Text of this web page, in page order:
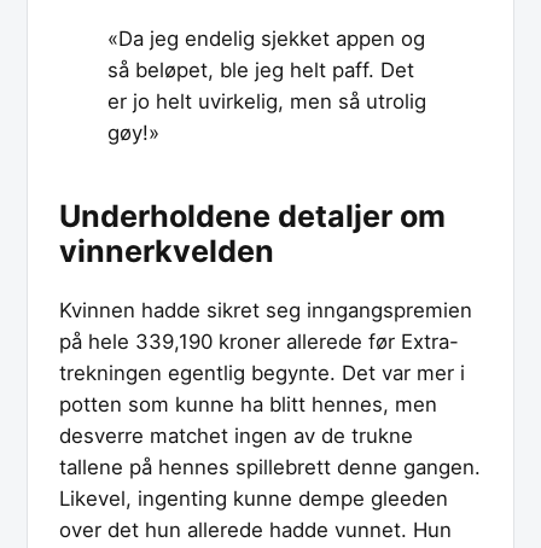
«Da jeg endelig sjekket appen og
så beløpet, ble jeg helt paff. Det
er jo helt uvirkelig, men så utrolig
gøy!»
Underholdene detaljer om
vinnerkvelden
Kvinnen hadde sikret seg inngangspremien
på hele 339,190 kroner allerede før Extra-
trekningen egentlig begynte. Det var mer i
potten som kunne ha blitt hennes, men
desverre matchet ingen av de trukne
tallene på hennes spillebrett denne gangen.
Likevel, ingenting kunne dempe gleeden
over det hun allerede hadde vunnet. Hun